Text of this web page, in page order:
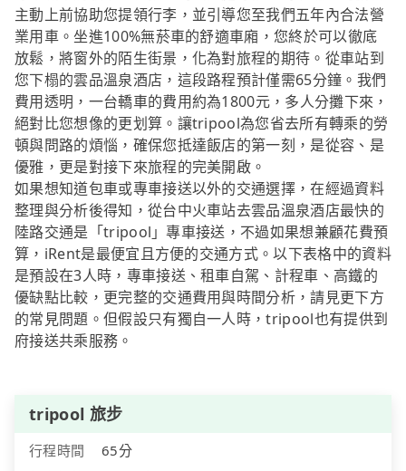
主動上前協助您提領行李，並引導您至我們五年內合法營
業用車。坐進100%無菸車的舒適車廂，您終於可以徹底
放鬆，將窗外的陌生街景，化為對旅程的期待。從車站到
您下榻的雲品溫泉酒店，這段路程預計僅需65分鐘。我們
費用透明，一台轎車的費用約為1800元，多人分攤下來，
絕對比您想像的更划算。讓tripool為您省去所有轉乘的勞
頓與問路的煩惱，確保您抵達飯店的第一刻，是從容、是
優雅，更是對接下來旅程的完美開啟。
如果想知道包車或專車接送以外的交通選擇，在經過資料
整理與分析後得知，從台中火車站去雲品溫泉酒店最快的
陸路交通是「tripool」專車接送，不過如果想兼顧花費預
算，iRent是最便宜且方便的交通方式。以下表格中的資料
是預設在3人時，專車接送、租車自駕、計程車、高鐵的
優缺點比較，更完整的交通費用與時間分析，請見更下方
的常見問題。但假設只有獨自一人時，tripool也有提供到
府接送共乘服務。
tripool 旅步
行程時間
65分